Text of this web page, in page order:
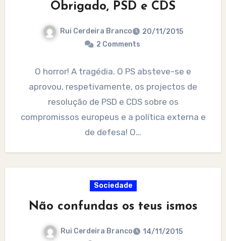
Obrigado, PSD e CDS
Rui Cerdeira Branco
20/11/2015
2 Comments
O horror! A tragédia. O PS absteve-se e
aprovou, respetivamente, os projectos de
resolução de PSD e CDS sobre os
compromissos europeus e a política externa e
de defesa! O…
Sociedade
Não confundas os teus ismos
Rui Cerdeira Branco
14/11/2015